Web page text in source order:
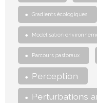
Gradients écologiques
Modélisation
Parcours pastoraux
Perception
Perturbations